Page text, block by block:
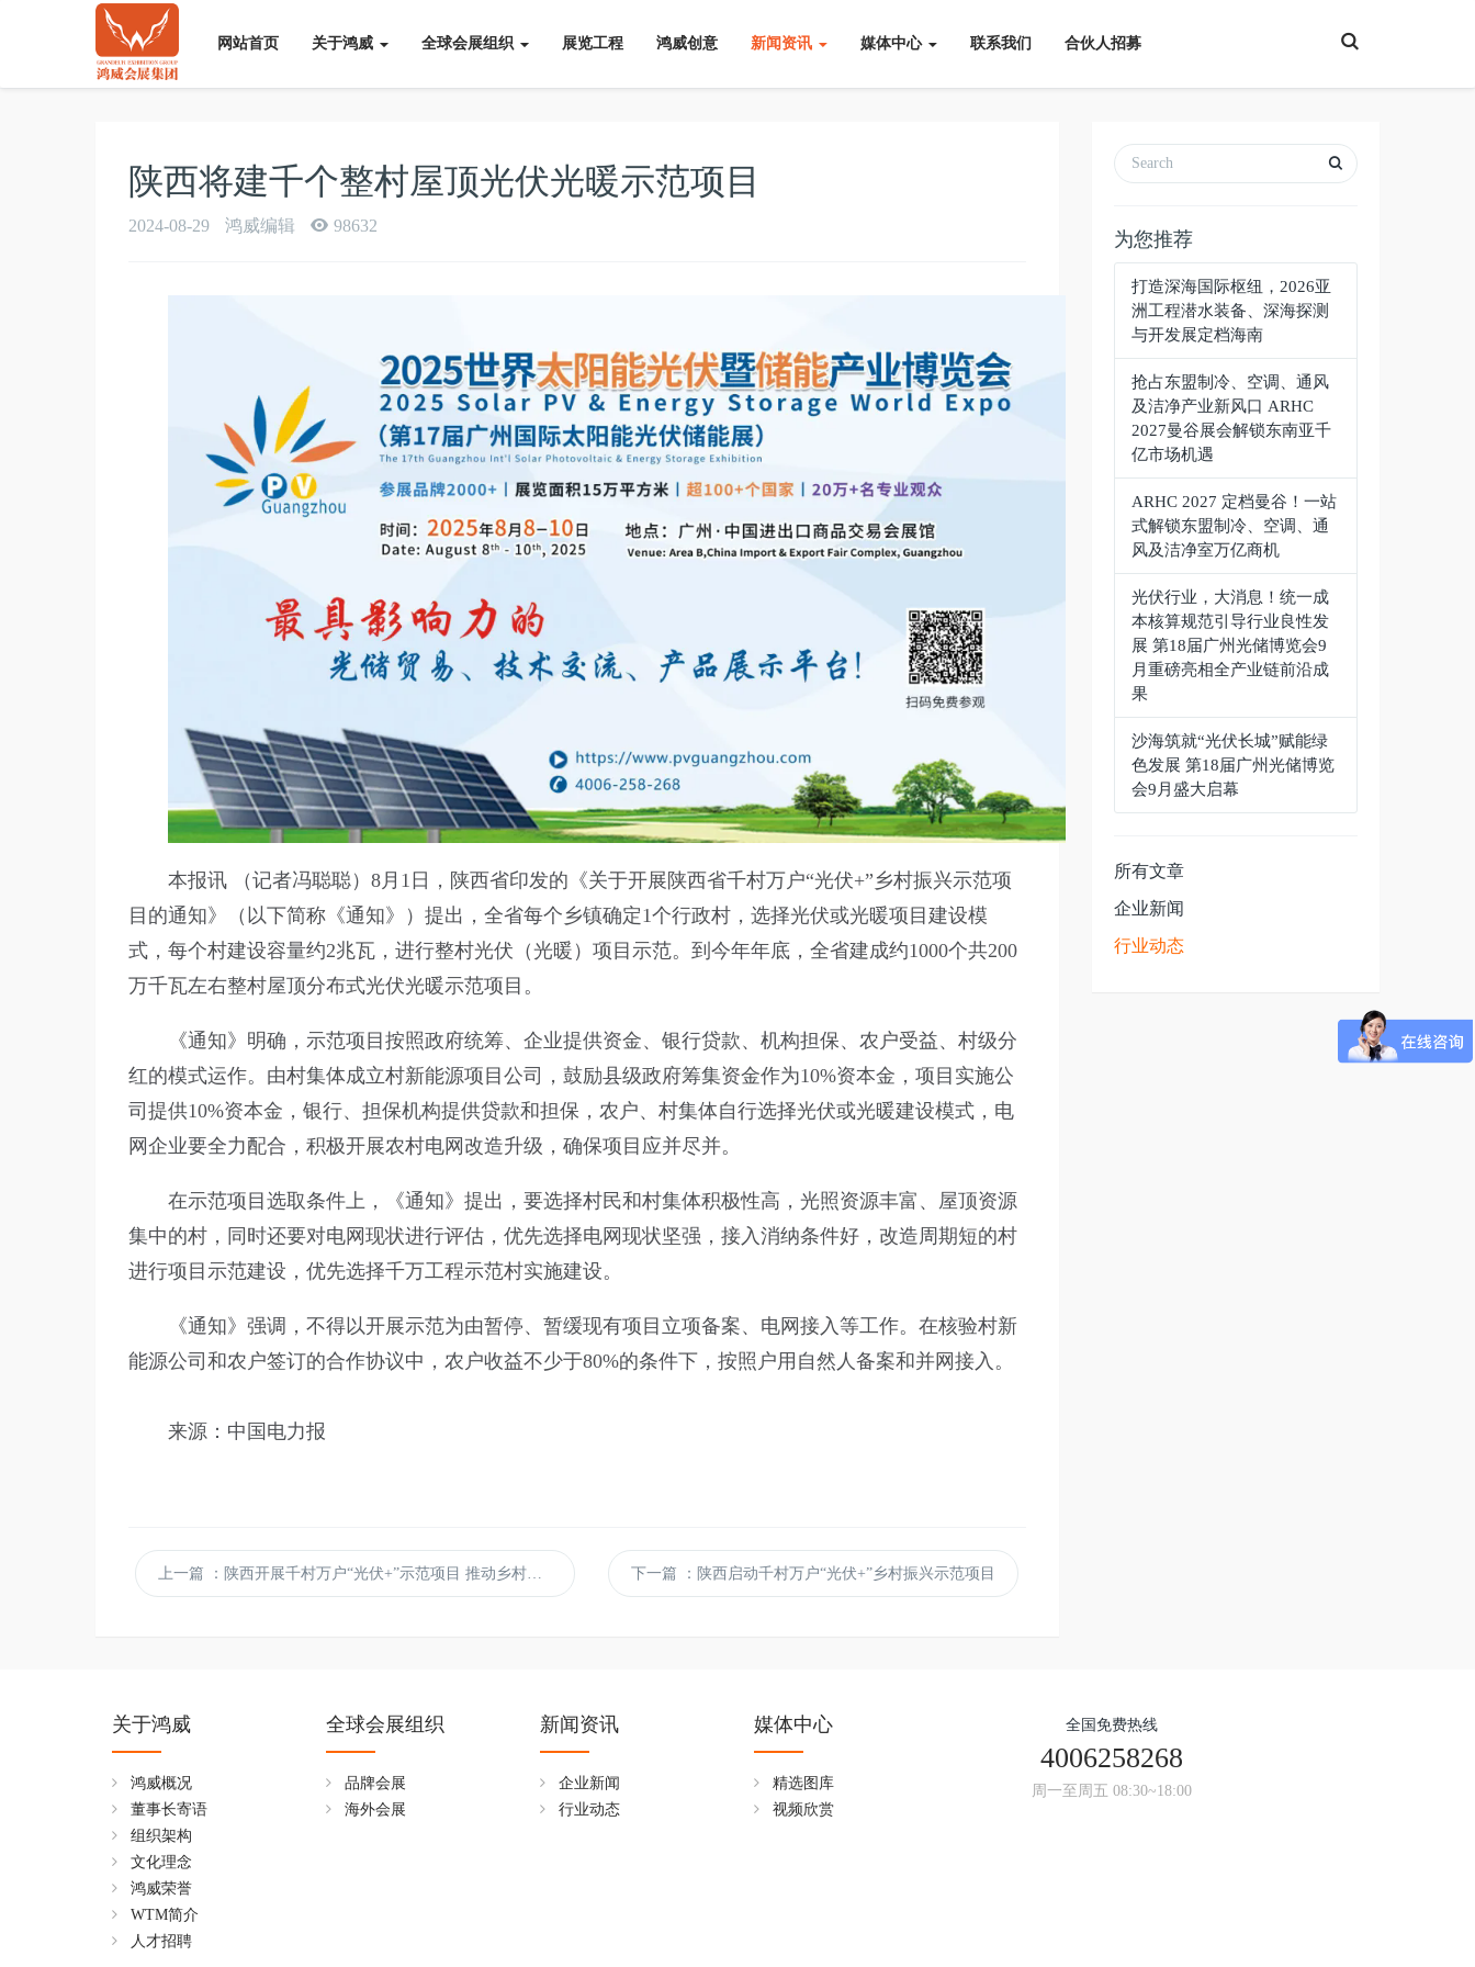
T
o
g
e
a
r
网站首页 关于鸿威 全球会展组织 展览工程 鸿威创意 新闻资讯 媒体中心 联系我们 合伙人招募
陕西将建千个整村屋顶光伏光暖示范项目
2024-08-29 鸿威编辑 98632
本报讯 （记者冯聪聪）8月1日，陕西省印发的《关于开展陕西省千村万户“光伏+”乡村振兴示范项
目的通知》（以下简称《通知》）提出，全省每个乡镇确定1个行政村，选择光伏或光暖项目建设模
式，每个村建设容量约2兆瓦，进行整村光伏（光暖）项目示范。到今年年底，全省建成约1000个共200
万千瓦左右整村屋顶分布式光伏光暖示范项目。
《通知》明确，示范项目按照政府统筹、企业提供资金、银行贷款、机构担保、农户受益、村级分
红的模式运作。由村集体成立村新能源项目公司，鼓励县级政府筹集资金作为10%资本金，项目实施公
司提供10%资本金，银行、担保机构提供贷款和担保，农户、村集体自行选择光伏或光暖建设模式，电
网企业要全力配合，积极开展农村电网改造升级，确保项目应并尽并。
在示范项目选取条件上，《通知》提出，要选择村民和村集体积极性高，光照资源丰富、屋顶资源
集中的村，同时还要对电网现状进行评估，优先选择电网现状坚强，接入消纳条件好，改造周期短的村
进行项目示范建设，优先选择千万工程示范村实施建设。
《通知》强调，不得以开展示范为由暂停、暂缓现有项目立项备案、电网接入等工作。在核验村新
能源公司和农户签订的合作协议中，农户收益不少于80%的条件下，按照户用自然人备案和并网接入。
来源 ：中国电力报
上一篇 ：陕西开展千村万户“光伏+”示范项目 推动乡村绿色发展 下一篇 ：陕西启动千村万户“光伏+”乡村振兴示范项目
为您推荐
打造深海国际枢纽，2026亚
洲工程潜水装备、深海探测
与开发展定档海南
抢占东盟制冷、空调、通风
及洁净产业新风口 ARHC
2027曼谷展会解锁东南亚千
亿市场机遇
ARHC 2027 定档曼谷！一站
式解锁东盟制冷、空调、通
风及洁净室万亿商机
光伏行业，大消息！统一成
本核算规范引导行业良性发
展 第18届广州光储博览会9
月重磅亮相全产业链前沿成
果
沙海筑就“光伏长城”赋能绿
色发展 第18届广州光储博览
会9月盛大启幕
所有文章
企业新闻
行业动态
关于鸿威
鸿威概况
董事长寄语
组织架构
文化理念
鸿威荣誉
WTM简介
人才招聘
全球会展组织
品牌会展
海外会展
新闻资讯
企业新闻
行业动态
媒体中心
精选图库
视频欣赏
全国免费热线
4006258268
周一至周五 08:30~18:00